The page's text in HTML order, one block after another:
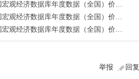
格指数居民消费价格指数居民消费价格指数（上年=100）医疗保健和个人用品类居民消费价格指数（上年=100
价格指数居民消费价格指数居民消费价格指数（上年=100）食品类居民消费价格指数（上年=100）相关数据
格指数居民消费价格指数居民消费价格指数（上年=100）交通和通信类居民消费价格指数（上年=100）交通类
回复
举报